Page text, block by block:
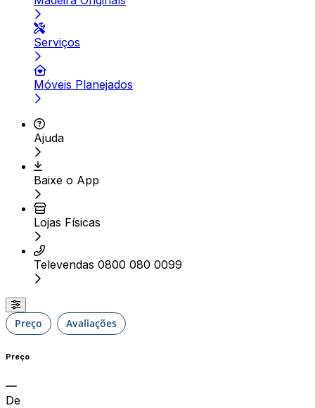
Serviços
Móveis Planejados
Ajuda
Baixe o App
Lojas Físicas
Televendas 0800 080 0099
Preço Avaliações
Preço
De